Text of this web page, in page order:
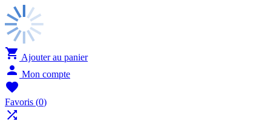
 Ajouter au panier
 Mon compte

Favoris (0)
